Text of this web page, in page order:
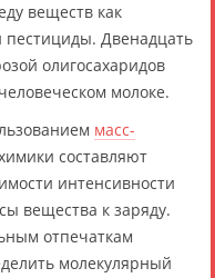
веществ как
пестициды. Двенадцать
олигосахаридов
молоке.
масс-
составляют
интенсивности
вещества к заряду.
отпечаткам
молекулярный